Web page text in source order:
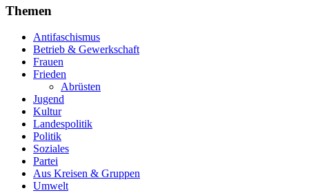
Themen
Antifaschismus
Betrieb & Gewerkschaft
Frauen
Frieden
Abrüsten
Jugend
Kultur
Landespolitik
Politik
Soziales
Partei
Aus Kreisen & Gruppen
Umwelt